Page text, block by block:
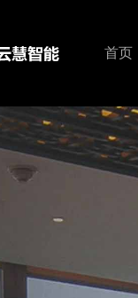
首页
智能主机